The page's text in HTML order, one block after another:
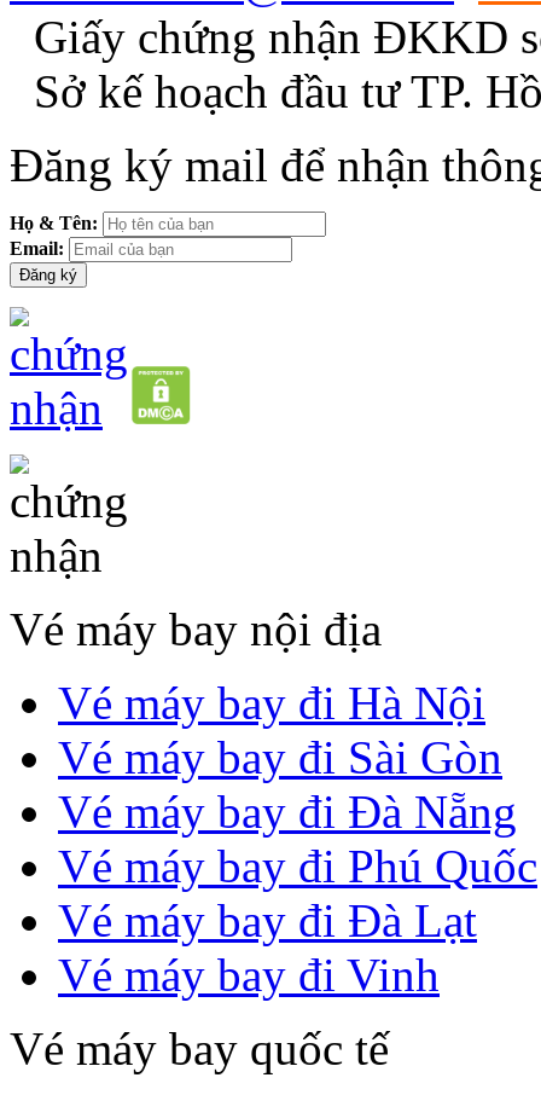
Giấy chứng nhận ĐKKD
Sở kế hoạch đầu tư TP.
Đăng ký mail để nhận
Họ & Tên:
Email:
Vé máy bay nội địa
Vé máy bay đi Hà Nội
Vé máy bay đi Sài Gòn
Vé máy bay đi Đà Nẵng
Vé máy bay đi Phú Quốc
Vé máy bay đi Đà Lạt
Vé máy bay đi Vinh
Vé máy bay quốc tế